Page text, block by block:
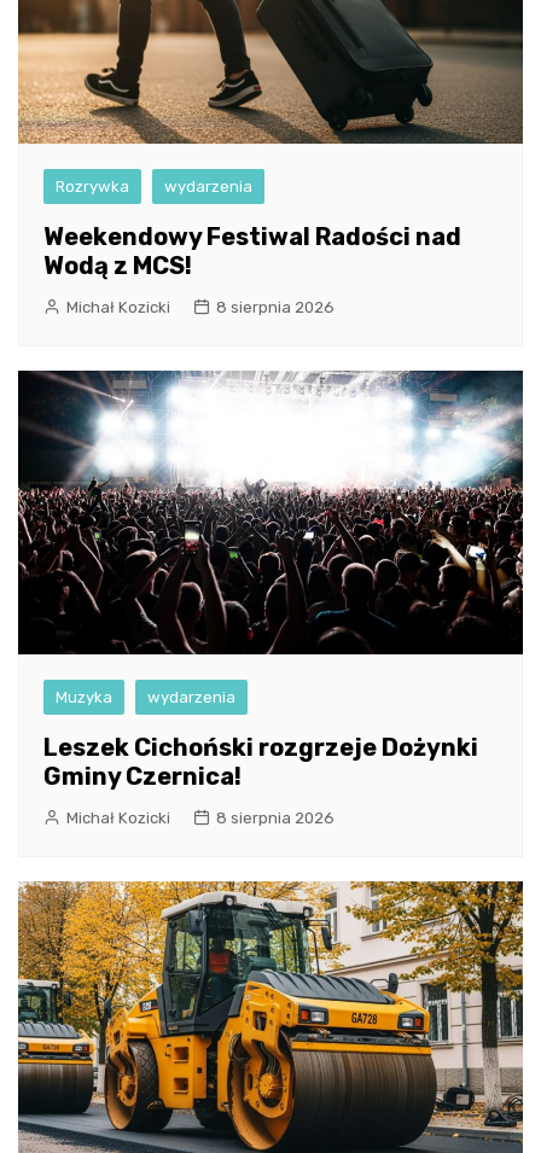
Rozrywka wydarzenia
Weekendowy Festiwal Radości nad
Wodą z MCS!
Michał Kozicki 8 sierpnia 2026
Muzyka wydarzenia
Leszek Cichoński rozgrzeje Dożynki
Gminy Czernica!
Michał Kozicki 8 sierpnia 2026